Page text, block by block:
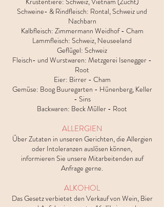
Schweine- & Rindfleisch: Rontal, Schweiz und
Nachbarn
Kalbfleisch: Zimmermann Weidhof - Cham
Lammfleisch: Schweiz, Neuseeland
Geflügel: Schweiz
Fleisch- und Wurstwaren: Metzgerei Isenegger -
Root
Eier: Birrer - Cham
Gemüse: Boog Buuregarten - Hünenberg, Keller
- Sins
Backwaren: Beck Müller - Root
ALLERGIEN
Über Zutaten in unseren Gerichten, die Allergien
oder Intoleranzen auslösen können,
informieren Sie unsere Mitarbeitenden auf
Anfrage gerne.
ALKOHOL
Das Gesetz verbietet den Verkauf von Wein, Bier